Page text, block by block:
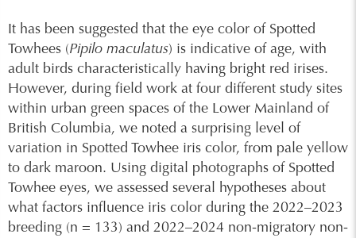
It has been suggested that the eye color of Spotted
Towhees (Pipilo maculatus) is indicative of age, with
adult birds characteristically having bright red irises.
However, during field work at four different study sites
within urban green spaces of the Lower Mainland of
British Columbia, we noted a surprising level of
variation in Spotted Towhee iris color, from pale yellow
to dark maroon. Using digital photographs of Spotted
Towhee eyes, we assessed several hypotheses about
what factors influence iris color during the 2022–2023
breeding (n = 133) and 2022–2024 non-migratory non-